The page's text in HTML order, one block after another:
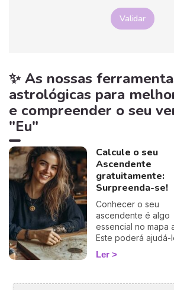
Validar
✨ As nossas
astrológicas para
e compreender o seu
"Eu"
Calcule o seu
Ascendente
gratuitamente:
Surpreenda-se!
Conhecer o seu
ascendente é algo
essencial no mapa
Este poderá ajudá-
compreender o
alguns
outros… Calcule o
Ler